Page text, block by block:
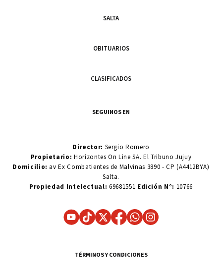
SALTA
OBITUARIOS
CLASIFICADOS
SEGUINOS EN
Director: Sergio Romero
Propietario:Horizontes On Line SA. El Tribuno Jujuy
Domicilio: av Ex Combatientes de Malvinas 3890 - CP (A4412BYA)
Salta.
Propiedad Intelectual: 69681551 Edición N°: 10766
TÉRMINOS Y CONDICIONES